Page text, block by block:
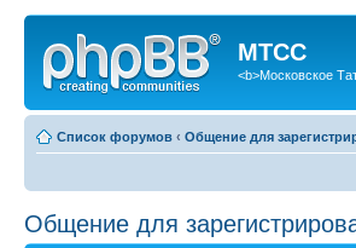
МТСС
<b>Московское
Список форумов ‹ Общение для
Общение для